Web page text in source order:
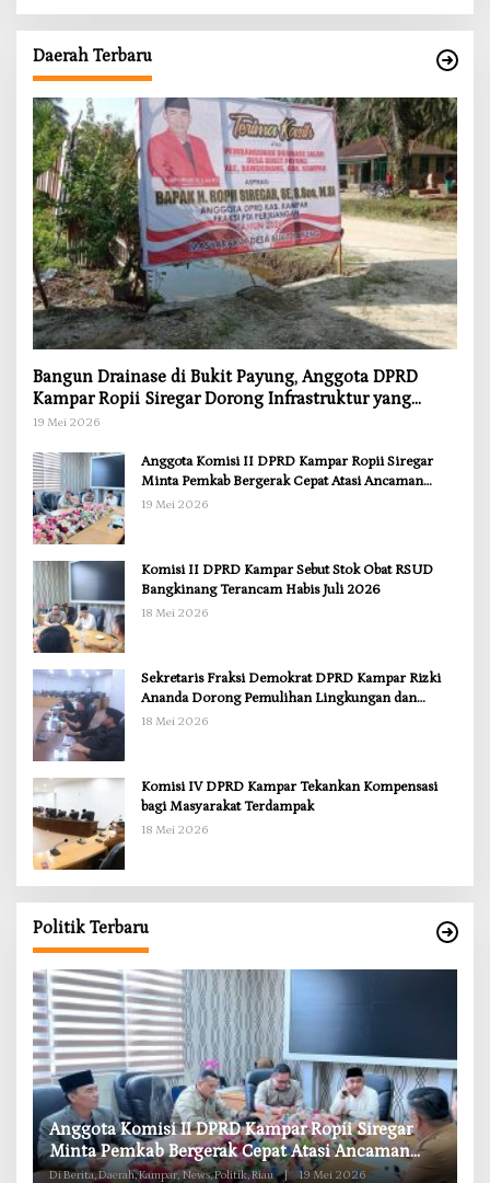
Daerah Terbaru
Bangun Drainase di Bukit Payung, Anggota DPRD
Kampar Ropii Siregar Dorong Infrastruktur yang
Menyentuh Kebutuhan Dasar
19 Mei 2026
Anggota Komisi II DPRD Kampar Ropii Siregar
Minta Pemkab Bergerak Cepat Atasi Ancaman
Kekosongan Obat demi Wujudkan Kampar Dihati
19 Mei 2026
Komisi II DPRD Kampar Sebut Stok Obat RSUD
Bangkinang Terancam Habis Juli 2026
18 Mei 2026
Sekretaris Fraksi Demokrat DPRD Kampar Rizki
Ananda Dorong Pemulihan Lingkungan dan
Kompensasi untuk Warga Sungai Tapung
18 Mei 2026
Komisi IV DPRD Kampar Tekankan Kompensasi
bagi Masyarakat Terdampak
18 Mei 2026
Politik Terbaru
Anggota Komisi II DPRD Kampar Ropii Siregar
Minta Pemkab Bergerak Cepat Atasi Ancaman
Kekosongan Obat demi Wujudkan Kampar Dihati
Di Berita, Daerah, Kampar, News, Politik, Riau | 19 Mei 2026